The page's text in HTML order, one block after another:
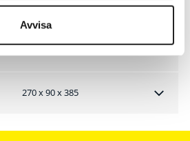
Avvisa
90 x 90 x 385
270 x 90 x 385